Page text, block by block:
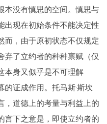
本没有慎思的空间。慎思与
出现在初始条件不能决定性
而，由于原初状态不仅规定
弃了立约者的种种禀赋（仅
本身又似乎是不可理解
证成作用。托马斯·斯坎
，道德上的考量与利益上的
言下之意是，即使立约者的